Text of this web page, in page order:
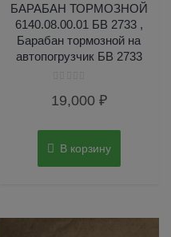
БАРАБАН ТОРМОЗНОЙ
6140.08.00.01 БВ 2733 ,
Барабан тормозной на
автопогрузчик БВ 2733
019,000 ₽
В корзину